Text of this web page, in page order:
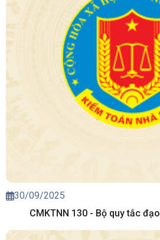
30/09/2025
CMKTNN 130 - Bộ quy tắc